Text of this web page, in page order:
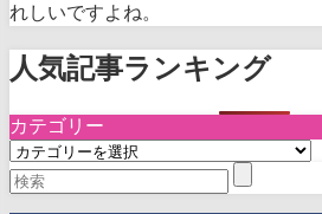
れしいですよね。
人気記事ランキング
カテゴリー
カ
テ
ゴ